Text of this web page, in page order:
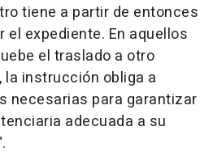
tiene a partir de entonces
el expediente. En aquellos
el traslado a otro
instrucción obliga a
necesarias para garantizar
adecuada a su